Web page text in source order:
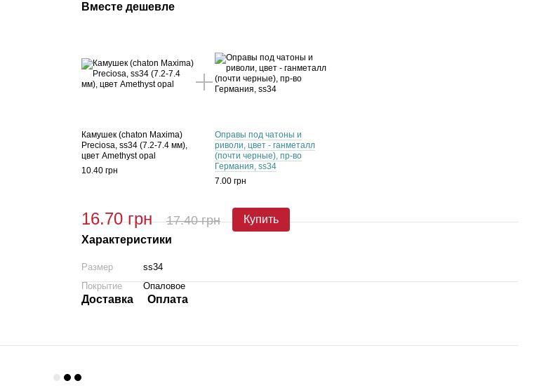
Вместе дешевле
Камушек (chaton Maxima)
Preciosa, ss34 (7.2-7.4 мм),
цвет Amethyst opal
10.40 грн
Оправы под чатоны и
риволи, цвет - ганметалл
(почти черные), пр-во
Германия, ss34
7.00 грн
16.70 грн 17.40 грн
Купить
Характеристики
Размер
ss34
Покрытие
Опаловое
Доставка Оплата